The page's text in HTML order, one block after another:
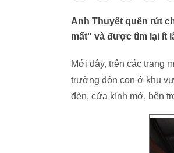
Anh Thuyết quên rút
mất" và được tìm lại ít
Mới đây, trên các trang
trường đón con ở khu
đèn, cửa kính mở, bên